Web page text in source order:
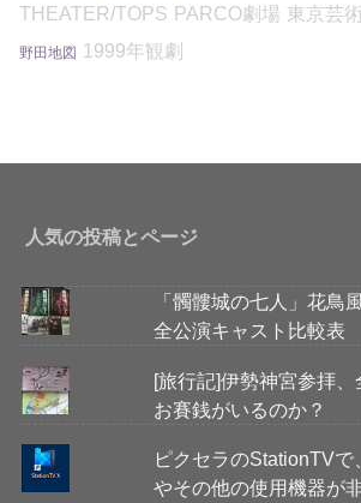
THEATER/TOPS PARCO劇場 東京芸
野田地図 1999年観劇
人気の投稿とページ
「髑髏城の七人」花鳥
全公演キャスト比較表
[旅行記]伊勢神宮参拝
お賽銭がいるのか？
ピクセラのStationTVで
やその他の使用機器が